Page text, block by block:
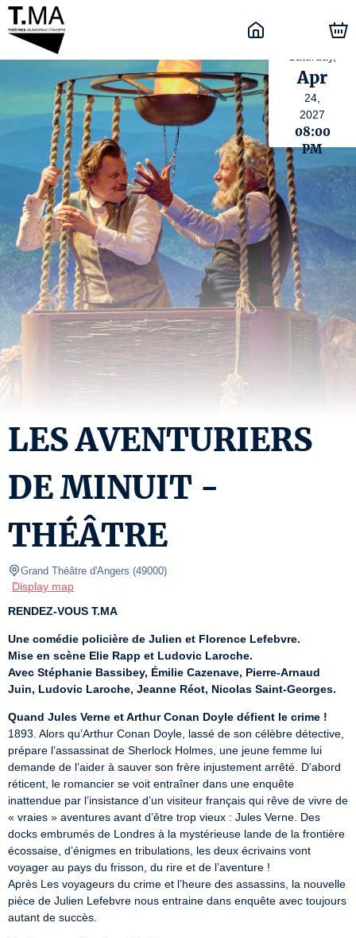
Apr
24,
2027
08:00
PM
LES AVENTURIERS
DE MINUIT -
THÉÂTRE
Grand Théâtre d'Angers (49000)
Display map
RENDEZ-VOUS T.MA
Une comédie policière de Julien et Florence Lefebvre.
Mise en scène Elie Rapp et Ludovic Laroche.
Avec Stéphanie Bassibey, Émilie Cazenave, Pierre-Arnaud
Juin, Ludovic Laroche, Jeanne Réot, Nicolas Saint-Georges.
Quand Jules Verne et Arthur Conan Doyle défient le crime !
1893. Alors qu’Arthur Conan Doyle, lassé de son célèbre détective,
prépare l’assassinat de Sherlock Holmes, une jeune femme lui
demande de l’aider à sauver son frère injustement arrêté. D’abord
réticent, le romancier se voit entraîner dans une enquête
inattendue par l’insistance d’un visiteur français qui rêve de vivre de
« vraies » aventures avant d’être trop vieux : Jules Verne. Des
docks embrumés de Londres à la mystérieuse lande de la frontière
écossaise, d’énigmes en tribulations, les deux écrivains vont
voyager au pays du frisson, du rire et de l’aventure !
Après Les voyageurs du crime et l’heure des assassins, la nouvelle
pièce de Julien Lefebvre nous entraine dans enquête avec toujours
autant de succès.